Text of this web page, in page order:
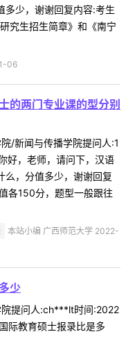
多少，谢谢回复内容:考生
究生招生简章》和《南宁
06
的两门专业课的型分别
/新闻与传播学院提问人:1
，老师，请问下，汉语
么，分值多少，谢谢回复
各150分，题型一般跟往
本站小编 广西师范大学 2022-
少
院提问人:ch***lt时间:2022
际教育硕士报录比是多